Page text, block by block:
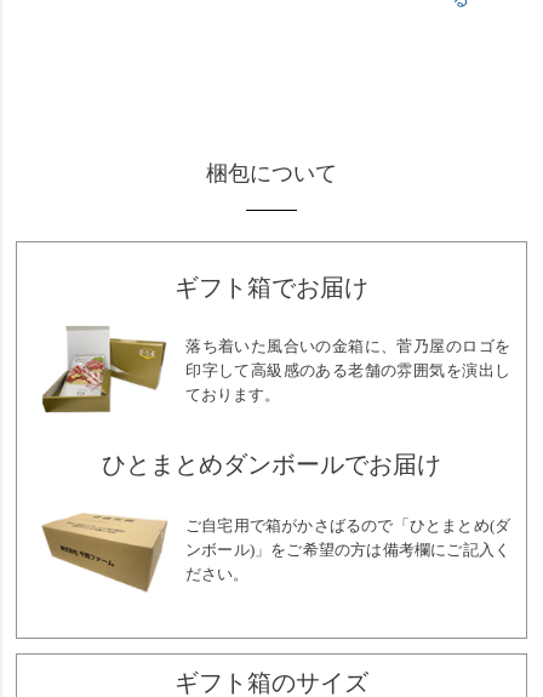
梱包について
ギフト箱でお届け
落ち着いた風合いの金箱に、菅乃屋のロゴを
印字して高級感のある老舗の雰囲気を演出し
ております。
ひとまとめダンボールでお届け
ご自宅用で箱がかさばるので「ひとまとめ(ダ
ンボール)」をご希望の方は備考欄にご記入く
ださい。
ギフト箱のサイズ